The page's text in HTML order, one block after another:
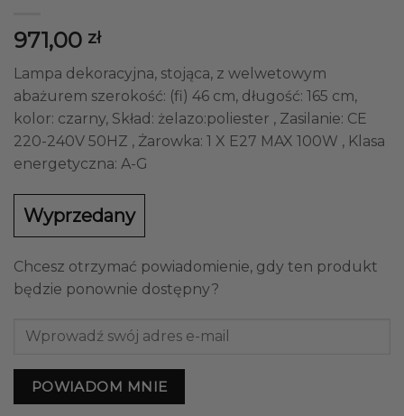
971,00 zł
Lampa dekoracyjna, stojąca, z welwetowym
abażurem szerokość: (fi) 46 cm, długość: 165 cm,
kolor: czarny, Skład: żelazo:poliester , Zasilanie: CE
220-240V 50HZ , Żarowka: 1 X E27 MAX 100W , Klasa
energetyczna: A-G
Wyprzedany
Chcesz otrzymać powiadomienie, gdy ten produkt
będzie ponownie dostępny?
POWIADOM MNIE